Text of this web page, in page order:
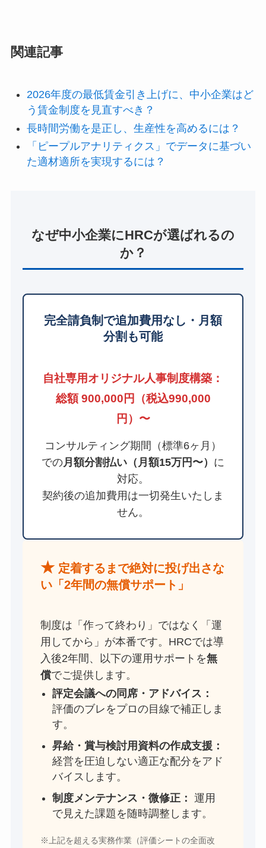
関連記事
2026年度の最低賃金引き上げに、中小企業はど
う賃金制度を見直すべき？
長時間労働を是正し、生産性を高めるには？
「ピープルアナリティクス」でデータに基づい
た適材適所を実現するには？
なぜ中小企業にHRCが選ばれるの
か？
完全請負制で追加費用なし・月額
分割も可能
自社専用オリジナル人事制度構築：
総額 900,000円（税込990,000
円）〜
コンサルティング期間（標準6ヶ月）
での月額分割払い（月額15万円〜） に
対応。
契約後の追加費用は一切発生いたしま
せん。
★定着するまで絶対に投げ出さな
い「2年間の無償サポート」
制度は「作って終わり」ではなく「運
用してから」が本番です。HRCでは導
入後2年間、以下の運用サポートを無
償でご提供します。
評定会議への同席・アドバイス：
評価のブレをプロの目線で補正しま
す。
昇給・賞与検討用資料の作成支援：
経営を圧迫しない適正な配分をアド
バイスします。
制度メンテナンス・微修正： 運用
で見えた課題を随時調整します。
※上記を超える実務作業（評価シートの全面改